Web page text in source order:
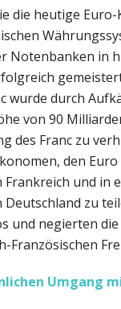
die heutige
Notenbanken in
wurde durch
von 90
des Franc zu
den
und in
zu
und negierten
Französischen
Umgang